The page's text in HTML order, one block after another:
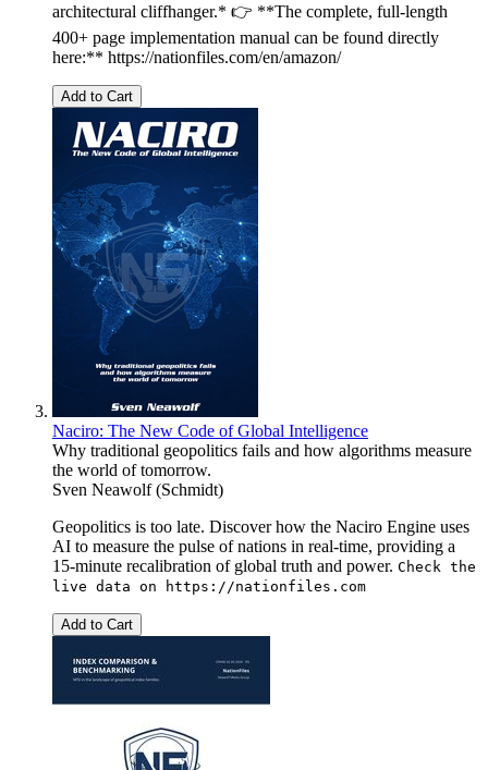
architectural cliffhanger.* 👉 **The complete, full-length
400+ page implementation manual can be found directly
here:** https://nationfiles.com/en/amazon/
Add to Cart
Naciro: The New Code of Global Intelligence
Why traditional geopolitics fails and how algorithms measure
the world of tomorrow.
Sven Neawolf (Schmidt)
Geopolitics is too late. Discover how the Naciro Engine uses
AI to measure the pulse of nations in real-time, providing a
15-minute recalibration of global truth and power. Check the
live data on
https://nationfiles.com
Add to Cart